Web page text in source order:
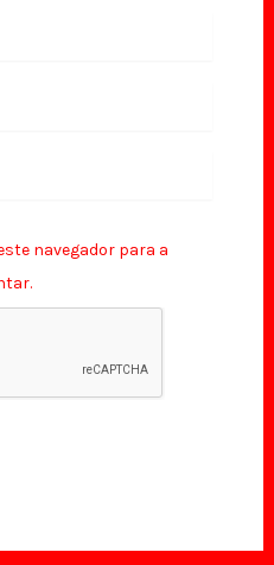
navegador para a